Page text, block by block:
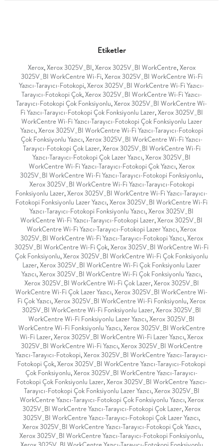
Etiketler
Xerox,Xerox 3025V_BI,Xerox 3025V_BI WorkCentre,Xerox
3025V_BI WorkCentre Wi-Fi,Xerox 3025V_BI WorkCentre Wi-Fi
Yazıcı-Tarayıcı-Fotokopi,Xerox 3025V_BI WorkCentre Wi-Fi Yazıcı-
Tarayıcı-Fotokopi Çok,Xerox 3025V_BI WorkCentre Wi-Fi Yazıcı-
Tarayıcı-Fotokopi Çok Fonksiyonlu,Xerox 3025V_BI WorkCentre Wi-
Fi Yazıcı-Tarayıcı-Fotokopi Çok Fonksiyonlu Lazer,Xerox 3025V_BI
WorkCentre Wi-Fi Yazıcı-Tarayıcı-Fotokopi Çok Fonksiyonlu Lazer
Yazıcı,Xerox 3025V_BI WorkCentre Wi-Fi Yazıcı-Tarayıcı-Fotokopi
Çok Fonksiyonlu Yazıcı,Xerox 3025V_BI WorkCentre Wi-Fi Yazıcı-
Tarayıcı-Fotokopi Çok Lazer,Xerox 3025V_BI WorkCentre Wi-Fi
Yazıcı-Tarayıcı-Fotokopi Çok Lazer Yazıcı,Xerox 3025V_BI
WorkCentre Wi-Fi Yazıcı-Tarayıcı-Fotokopi Çok Yazıcı,Xerox
3025V_BI WorkCentre Wi-Fi Yazıcı-Tarayıcı-Fotokopi Fonksiyonlu,
Xerox 3025V_BI WorkCentre Wi-Fi Yazıcı-Tarayıcı-Fotokopi
Fonksiyonlu Lazer,Xerox 3025V_BI WorkCentre Wi-Fi Yazıcı-Tarayıcı-
Fotokopi Fonksiyonlu Lazer Yazıcı,Xerox 3025V_BI WorkCentre Wi-Fi
Yazıcı-Tarayıcı-Fotokopi Fonksiyonlu Yazıcı,Xerox 3025V_BI
WorkCentre Wi-Fi Yazıcı-Tarayıcı-Fotokopi Lazer,Xerox 3025V_BI
WorkCentre Wi-Fi Yazıcı-Tarayıcı-Fotokopi Lazer Yazıcı,Xerox
3025V_BI WorkCentre Wi-Fi Yazıcı-Tarayıcı-Fotokopi Yazıcı,Xerox
3025V_BI WorkCentre Wi-Fi Çok,Xerox 3025V_BI WorkCentre Wi-Fi
Çok Fonksiyonlu,Xerox 3025V_BI WorkCentre Wi-Fi Çok Fonksiyonlu
Lazer,Xerox 3025V_BI WorkCentre Wi-Fi Çok Fonksiyonlu Lazer
Yazıcı,Xerox 3025V_BI WorkCentre Wi-Fi Çok Fonksiyonlu Yazıcı,
Xerox 3025V_BI WorkCentre Wi-Fi Çok Lazer,Xerox 3025V_BI
WorkCentre Wi-Fi Çok Lazer Yazıcı,Xerox 3025V_BI WorkCentre Wi-
Fi Çok Yazıcı,Xerox 3025V_BI WorkCentre Wi-Fi Fonksiyonlu,Xerox
3025V_BI WorkCentre Wi-Fi Fonksiyonlu Lazer,Xerox 3025V_BI
WorkCentre Wi-Fi Fonksiyonlu Lazer Yazıcı,Xerox 3025V_BI
WorkCentre Wi-Fi Fonksiyonlu Yazıcı,Xerox 3025V_BI WorkCentre
Wi-Fi Lazer,Xerox 3025V_BI WorkCentre Wi-Fi Lazer Yazıcı,Xerox
3025V_BI WorkCentre Wi-Fi Yazıcı,Xerox 3025V_BI WorkCentre
Yazıcı-Tarayıcı-Fotokopi,Xerox 3025V_BI WorkCentre Yazıcı-Tarayıcı-
Fotokopi Çok,Xerox 3025V_BI WorkCentre Yazıcı-Tarayıcı-Fotokopi
Çok Fonksiyonlu,Xerox 3025V_BI WorkCentre Yazıcı-Tarayıcı-
Fotokopi Çok Fonksiyonlu Lazer,Xerox 3025V_BI WorkCentre Yazıcı-
Tarayıcı-Fotokopi Çok Fonksiyonlu Lazer Yazıcı,Xerox 3025V_BI
WorkCentre Yazıcı-Tarayıcı-Fotokopi Çok Fonksiyonlu Yazıcı,Xerox
3025V_BI WorkCentre Yazıcı-Tarayıcı-Fotokopi Çok Lazer,Xerox
3025V_BI WorkCentre Yazıcı-Tarayıcı-Fotokopi Çok Lazer Yazıcı,
Xerox 3025V_BI WorkCentre Yazıcı-Tarayıcı-Fotokopi Çok Yazıcı,
Xerox 3025V_BI WorkCentre Yazıcı-Tarayıcı-Fotokopi Fonksiyonlu,